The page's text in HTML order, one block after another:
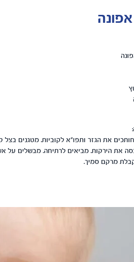
את הירקות. מביאים לרתיחה. מבשלים על
מרקם סמיך.